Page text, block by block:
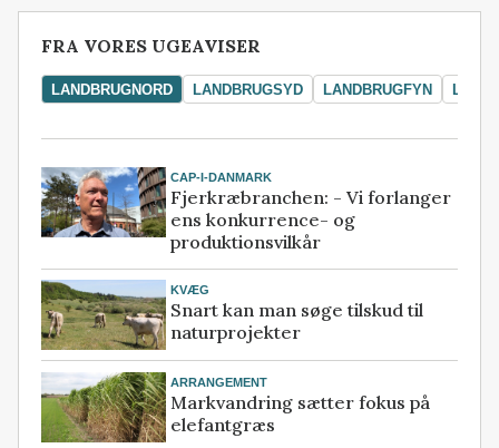
FRA VORES UGEAVISER
LANDBRUGNORD LANDBRUGSYD LANDBRUGFYN
CAP-I-DANMARK
Fjerkræbranchen: - Vi forlanger
ens konkurrence- og
produktionsvilkår
KVÆG
Snart kan man søge tilskud til
naturprojekter
ARRANGEMENT
Markvandring sætter fokus på
elefantgræs